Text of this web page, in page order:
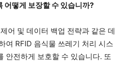
어떻게 보장할 수 있습니까?
어 및 데이터 백업 전략과 같은 데
여 RFID 음식물 쓰레기 처리 시스
안전하게 보호할 수 있습니다. 또